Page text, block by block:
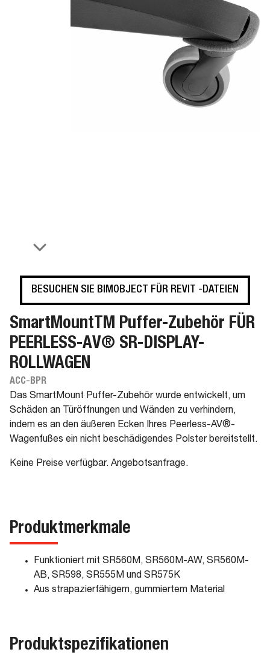
BESUCHEN SIE BIMOBJECT FÜR REVIT -DATEIEN
SmartMountTM Puffer-Zubehör FÜR
PEERLESS-AV® SR-DISPLAY-
ROLLWAGEN
ACC-BPR
Das SmartMount Puffer-Zubehör wurde entwickelt, um
Schäden an Türöffnungen und Wänden zu verhindern,
indem es an den äußeren Ecken Ihres Peerless-AV®-
Wagenfußes ein nicht beschädigendes Polster bereitstellt.
Keine Preise verfügbar. Angebotsanfrage.
Produktmerkmale
Funktioniert mit SR560M, SR560M-AW, SR560M-
AB, SR598, SR555M und SR575K
Aus strapazierfähigem, gummiertem Material
Produktspezifikationen